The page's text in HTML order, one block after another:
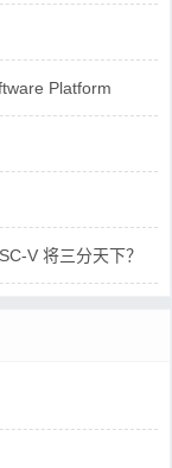
Platform
V 将三分天下？